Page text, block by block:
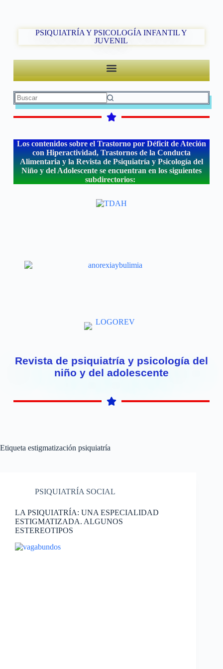
PSIQUIATRÍA Y PSICOLOGÍA INFANTIL Y
JUVENIL
Los contenidos sobre el Trastorno por Déficit de Ateción
con Hiperactividad, Trastornos de la Conducta
Alimentaria y la Revista de Psiquiatría y Psicología del
Niño y del Adolescente se encuentran en los siguientes
subdirectorios:
Revista de psiquiatría y psicología del
niño y del adolescente
Etiqueta estigmatización psiquiatría
PSIQUIATRÍA SOCIAL
LA PSIQUIATRÍA: UNA ESPECIALIDAD
ESTIGMATIZADA. ALGUNOS
ESTEREOTIPOS